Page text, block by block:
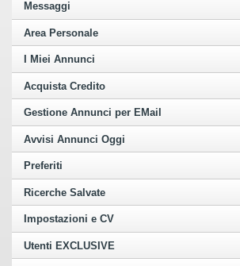
Messaggi
Area Personale
I Miei Annunci
Acquista Credito
Gestione Annunci per EMail
Avvisi Annunci Oggi
Preferiti
Ricerche Salvate
Impostazioni e CV
Utenti EXCLUSIVE